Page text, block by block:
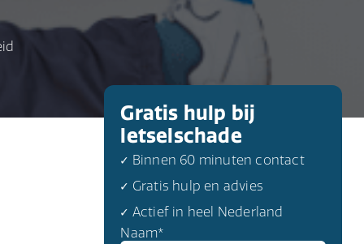
Gratis hulp bij
letselschade
✓ Binnen 60 minuten contact
✓ Gratis hulp en advies
✓ Actief in heel Nederland
Naam*